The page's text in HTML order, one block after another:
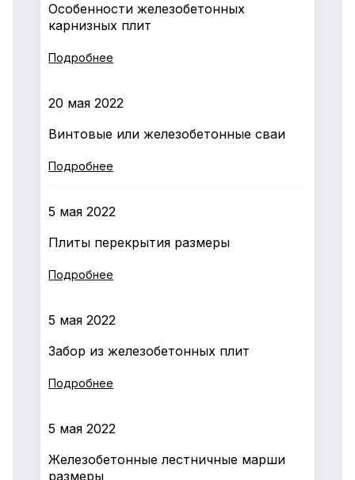
Особенности железобетонных
карнизных плит
Подробнее
20 мая 2022
Винтовые или железобетонные сваи
Подробнее
5 мая 2022
Плиты перекрытия размеры
Подробнее
5 мая 2022
Забор из железобетонных плит
Подробнее
5 мая 2022
Железобетонные лестничные марши
размеры